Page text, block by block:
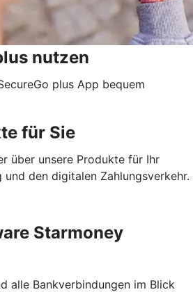
nutzen
plus App bequem
für Sie
über unsere Produkte für Ihr
den digitalen Zahlungsverkehr.
Starmoney
alle Bankverbindungen im Blick